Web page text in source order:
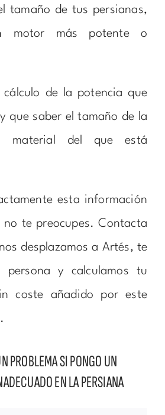
tamaño de tus persianas,
motor más potente o
cálculo de la potencia que
que saber el tamaño de la
material del que está
esta información
te preocupes. Contacta
desplazamos a Artés, te
persona y calculamos tu
coste añadido por este
PROBLEMA SI PONGO UN
EN LA PERSIANA